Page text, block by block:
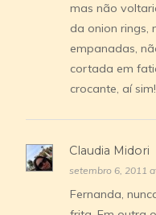
mas não
da onion rings,
empanadas,
cortada em
crocante, aí
Claudia Midori
setembro 6, 2011
Fernanda,